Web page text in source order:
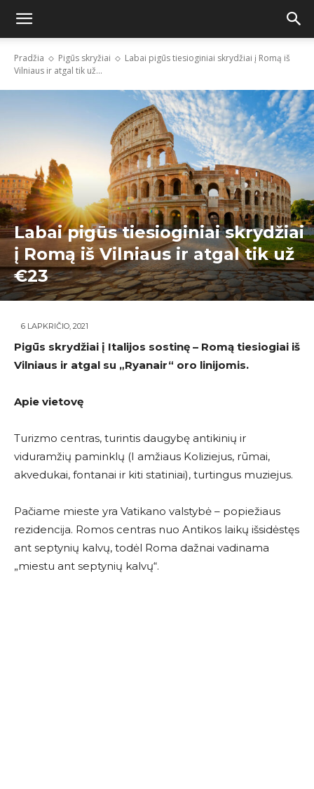
Pradžia Pigūs skryžiai
Labai pigūs tiesioginiai skrydžiai į Romą iš
Vilniaus ir atgal tik už...
Labai pigūs tiesioginiai skrydžiai
į Romą iš Vilniaus ir atgal tik už
€23
6 LAPKRIČIO, 2021
Pigūs skrydžiai į Italijos sostinę – Romą tiesiogiai iš
Vilniaus ir atgal su „Ryanair“ oro linijomis.
Apie vietovę
Turizmo centras, turintis daugybę antikinių ir
viduramžių paminklų (I amžiaus Koliziejus, rūmai,
akvedukai, fontanai ir kiti statiniai), turtingus muziejus.
Pačiame mieste yra Vatikano valstybė – popiežiaus
rezidencija. Romos centras nuo Antikos laikų išsidėstęs
ant septynių kalvų, todėl Roma dažnai vadinama
„miestu ant septynių kalvų“.